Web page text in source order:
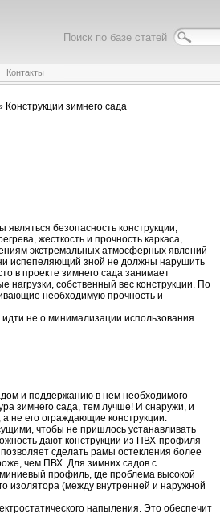
Поиск по базе статей
Контакты
Конструкции зимнего сада
безопасность конструкции,
жесткость и прочность каркаса,
экстремальных атмосферных явлений —
испепеляющий зной не должны нарушить
в проекте зимнего сада занимает
нагрузки, собственный вес конструкции. По
необходимую прочность и
не о минимализации использования
и поддержанию в нем необходимого
зимнего сада, тем лучше! И снаружи, и
не его ограждающие конструкции.
чтобы не пришлось устанавливать
дают конструкции из ПВХ-профиля
сделать рамы остекления более
чем ПВХ. Для зимних садов с
профиль, где проблема высокой
изолятора (между внутренней и наружной
напыления. Это обеспечит